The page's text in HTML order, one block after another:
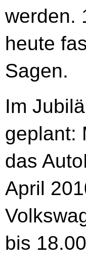
werden.
heute
Sagen.
Im
geplant:
das
April
bis